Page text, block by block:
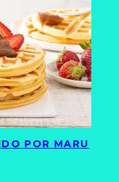
POR MARU